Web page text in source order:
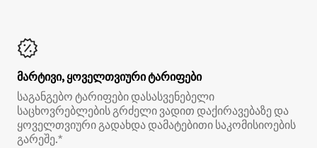
მარტივი, ყოველთვიური ტარიფები
საგანგებო ტარიფები დასასვენებელი
საცხოვრებლების გრძელი ვადით დაქირავებაზე და
ყოველთვიური გადახდა დამატებითი საკომისიოების
გარეშე.*